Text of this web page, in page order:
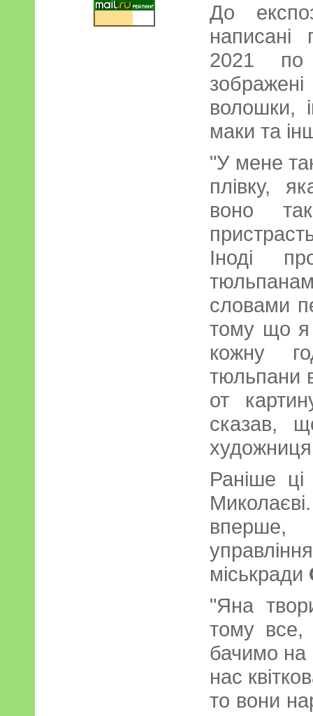
До
написані
2021
волошки,
маки та
"У мене
плівку,
воно
Іноді
словами
тому що я
кожну
тюльпани
от
сказав,
Раніше
вперше,
міськради
"Яна
тому
бачимо на
нас
то вони